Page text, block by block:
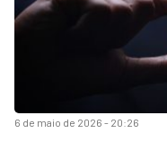
6 de maio de 2026 - 20:26